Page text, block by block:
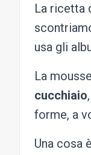
La ricetta
usa gli
La
cucchiaio
forme, a
Una cosa